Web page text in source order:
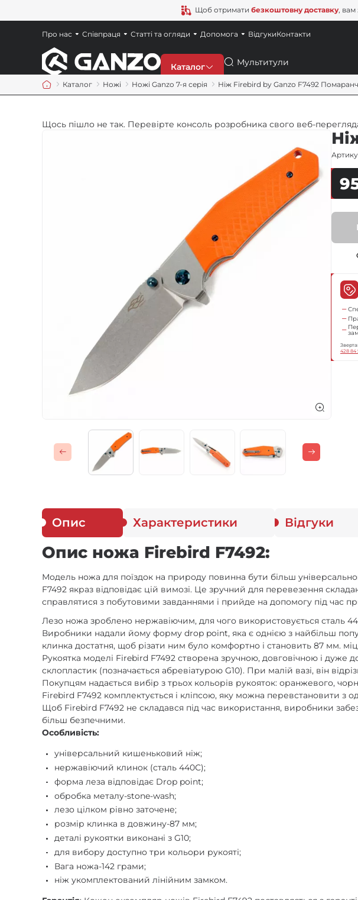
Щоб отримати безкоштовну доставку, вам
Каталог
Точила
Мультитули
Газові пальники
Спорядження
Пошук
Про нас Співпраця Статті та огляди Допомога ВідгукиКонтакти
Каталог Ножі Ножі Ganzo 7-я серія Ніж Firebird by Ganzo F7492
Щось пішло не так. Перевірте консоль розробника свого веб-
428 84
Опис Характеристики Відгуки
Опис ножа Firebird F7492:
Модель ножа для поїздок на природу повинна бути більш
F7492 якраз відповідає цій вимозі. Це зручний для перевезення
справлятися з побутовими завданнями і прийде на допомогу під час
Лезо ножа зроблено нержавіючим, для чого використовується сталь
Виробники надали йому форму drop point, яка є однією з найбільш
клинка достатня, щоб різати ним було комфортно і становить 87 мм.
Рукоятка моделі Firebird F7492 створена зручною, довговічною і дуже
склопластик (позначається абревіатурою G10). При малій вазі, він
Покупцям надається вибір з трьох кольорів рукояток: оранжевого,
Firebird F7492 комплектується і кліпсою, яку можна перевстановити з
Щоб Firebird F7492 не складався під час використання, виробники
більш безпечними.
Особливість:
універсальний кишеньковий ніж;
нержавіючий клинок (сталь 440С);
форма леза відповідає Drop point;
обробка металу-stone-wash;
лезо цілком рівно заточене;
розмір клинка в довжину-87 мм;
деталі рукоятки виконані з G10;
для вибору доступно три кольори рукояті;
Вага ножа-142 грами;
ніж укомплектований лінійним замком.